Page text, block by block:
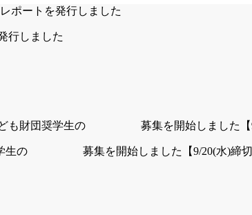
行しました
学生の 募集を開始しました【9/20(水)締切